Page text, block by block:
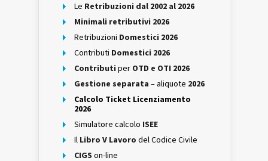
Le Retribuzioni dal 2002 al 2026
Minimali retributivi 2026
Retribuzioni Domestici 2026
Contributi Domestici 2026
Contributi per OTD e OTI 2026
Gestione separata – aliquote 2026
Calcolo Ticket Licenziamento
2026
Simulatore calcolo ISEE
Il Libro V Lavoro del Codice Civile
CIGS on-line